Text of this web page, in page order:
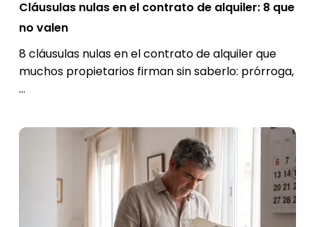
Cláusulas nulas en el contrato de alquiler: 8 que
no valen
8 cláusulas nulas en el contrato de alquiler que
muchos propietarios firman sin saberlo: prórroga,
…
Nueva
alquiler